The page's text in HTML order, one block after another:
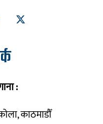
:
काठमाडौँ